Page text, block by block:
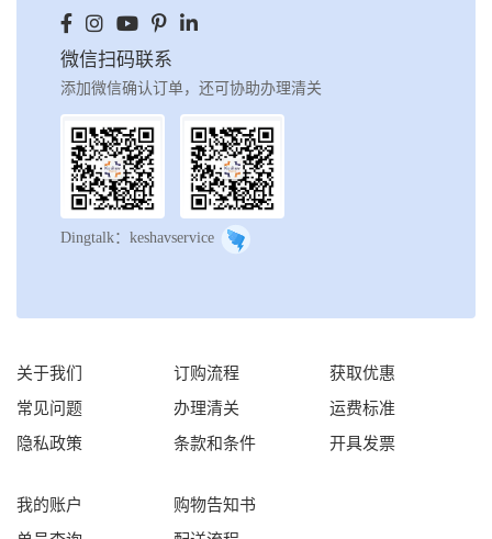
微信扫码联系
添加微信确认订单，还可协助办理清关
Dingtalk：keshavservice
关于我们
常见问题
隐私政策
订购流程
办理清关
条款和条件
获取优惠
运费标准
开具发票
我的账户
购物告知书